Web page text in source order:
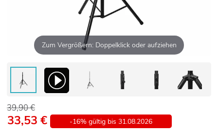
Zum Vergrößern: Doppelklick oder aufziehen
39,90 €
33,53 € -16% gültig bis 31.08.2026